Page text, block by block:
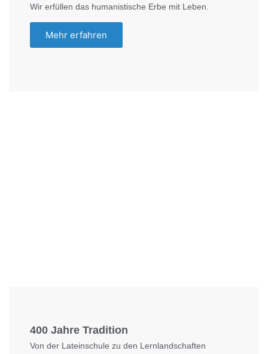
Wir erfüllen das humanistische Erbe mit Leben.
Mehr erfahren
400 Jahre Tradition
Von der Lateinschule zu den Lernlandschaften